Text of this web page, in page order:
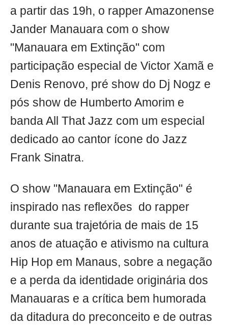
a partir das 19h, o rapper Amazonense
Jander Manauara com o show
"Manauara em Extinção" com
participação especial de Victor Xamã e
Denis Renovo, pré show do Dj Nogz e
pós show de Humberto Amorim e
banda All That Jazz com um especial
dedicado ao cantor ícone do Jazz
Frank Sinatra.
O show "Manauara em Extinção" é
inspirado nas reflexões do rapper
durante sua trajetória de mais de 15
anos de atuação e ativismo na cultura
Hip Hop em Manaus, sobre a negação
e a perda da identidade originária dos
Manauaras e a crítica bem humorada
da ditadura do preconceito e de outras